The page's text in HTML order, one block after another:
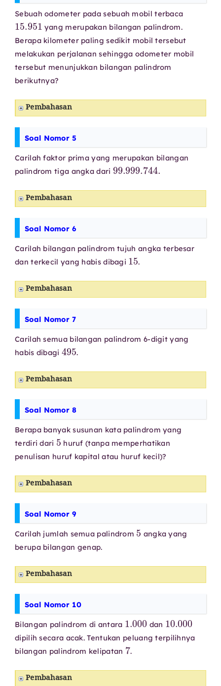
Sebuah odometer pada sebuah mobil terbaca
15.951
yang merupakan bilangan palindrom.
Berapa kilometer paling sedikit mobil tersebut
melakukan perjalanan sehingga odometer mobil
tersebut menunjukkan bilangan palindrom
berikutnya?
Pembahasan
Soal Nomor 5
Carilah faktor prima yang merupakan bilangan
palindrom tiga angka dari
99.999.744.
Pembahasan
Soal Nomor 6
Carilah bilangan palindrom tujuh angka terbesar
dan terkecil yang habis dibagi
15
.
Pembahasan
Soal Nomor 7
Carilah semua bilangan palindrom 6-digit yang
habis dibagi
495
.
Pembahasan
Soal Nomor 8
Berapa banyak susunan kata palindrom yang
terdiri dari
5
huruf (tanpa memperhatikan
penulisan huruf kapital atau huruf kecil)?
Pembahasan
Soal Nomor 9
Carilah jumlah semua palindrom
5
angka yang
berupa bilangan genap.
Pembahasan
Soal Nomor 10
Bilangan palindrom di antara
1.000
dan
10.000
dipilih secara acak. Tentukan peluang terpilihnya
bilangan palindrom kelipatan
7
.
Pembahasan